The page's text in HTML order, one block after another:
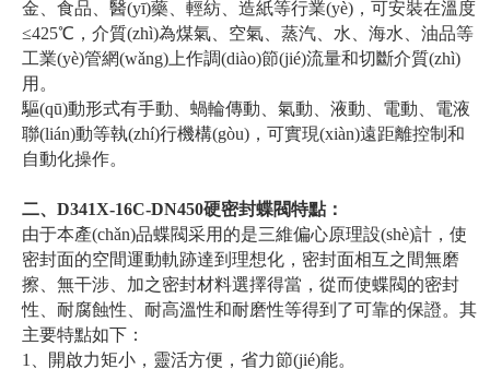
金、食品、醫(yī)藥、輕紡、造紙等行業(yè)，可安裝在溫度
≤425℃，介質(zhì)為煤氣、空氣、蒸汽、水、海水、油品等
工業(yè)管網(wǎng)上作調(diào)節(jié)流量和切斷介質(zhì)
用。
驅(qū)動形式有手動、蝸輪傳動、氣動、液動、電動、電液
聯(lián)動等執(zhí)行機構(gòu)，可實現(xiàn)遠距離控制和
自動化操作。
二、D341X-16C-DN450硬密封蝶閥特點：
由于本產(chǎn)品蝶閥采用的是三維偏心原理設(shè)計，使
密封面的空間運動軌跡達到理想化，密封面相互之間無磨
擦、無干涉、加之密封材料選擇得當，從而使蝶閥的密封
性、耐腐蝕性、耐高溫性和耐磨性等得到了可靠的保證。其
主要特點如下：
1、開啟力矩小，靈活方便，省力節(jié)能。